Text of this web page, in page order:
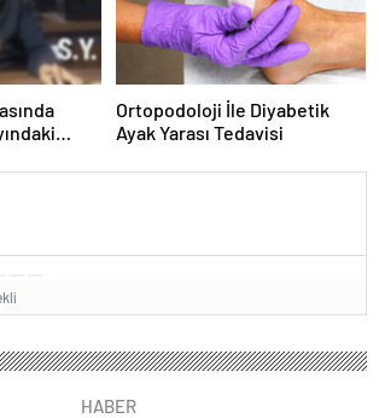
Ortopodoloji İle Diyabetik
Ayak Yarası Tedavisi
HABER